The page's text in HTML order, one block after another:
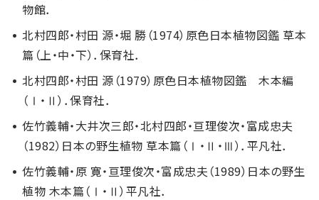
物館．
北村四郎・村田 源・堀 勝（1974）原色日本植物図鑑 草本
篇（上・中・下）．保育社．
北村四郎・村田 源（1979）原色日本植物図鑑 木本編
（Ⅰ・Ⅱ）．保育社．
佐竹義輔・大井次三郎・北村四郎・亘理俊次・富成忠夫
（1982）日本の野生植物 草本篇（Ⅰ・Ⅱ・Ⅲ）．平凡社．
佐竹義輔・原 寛・亘理俊次・富成忠夫（1989）日本の野生
植物 木本篇（Ⅰ・Ⅱ）平凡社．